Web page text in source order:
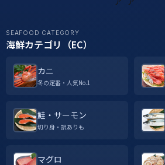
SEAFOOD CATEGORY
海鮮カテゴリ（EC）
カニ
冬の定番・人気No.1
鮭・サーモン
切り身・訳ありも
マグロ